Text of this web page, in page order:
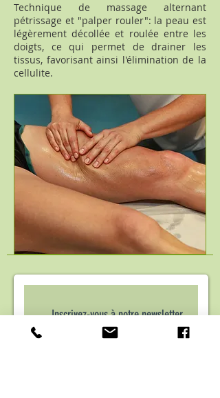
Technique de massage alternant
pétrissage et "palper rouler": la peau est
légèrement décollée et roulée entre les
doigts, ce qui permet de drainer les
tissus, favorisant ainsi l'élimination de la
cellulite.
Inscrivez-vous à notre newsletter